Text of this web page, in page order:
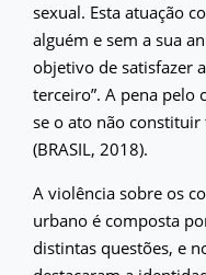
sexual. Esta atuação
alguém e sem a sua
objetivo de satisfazer
terceiro”. A pena pelo
se o ato não constituir
(BRASIL, 2018).
A violência sobre os
urbano é composta
distintas questões, e